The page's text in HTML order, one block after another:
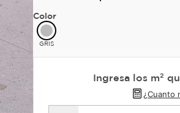
Color
GRIS
Ingresa los m²
¿Cuanto